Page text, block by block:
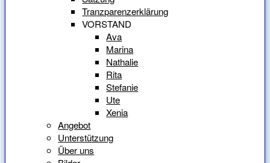
Tranzparenzerklärung
VORSTAND
Ava
Marina
Nathalie
Rita
Stefanie
Ute
Xenia
Angebot
Unterstützung
Über uns